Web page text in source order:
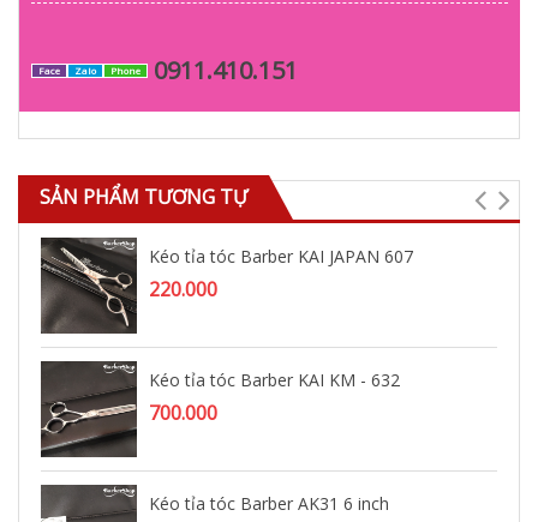
Face Zalo Phone 0911.410.151
SẢN PHẨM TƯƠNG TỰ
Kéo tỉa tóc Barber KAI JAPAN 607
220.000
Kéo tỉa tóc Barber KAI KM - 632
700.000
Kéo tỉa tóc Barber AK31 6 inch